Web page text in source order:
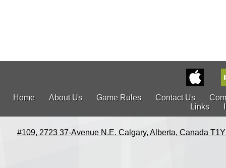
Home About Us Game Rules Contact Us
Links
#109, 2723 37-Avenue N.E. Calgary, Alberta, Canada